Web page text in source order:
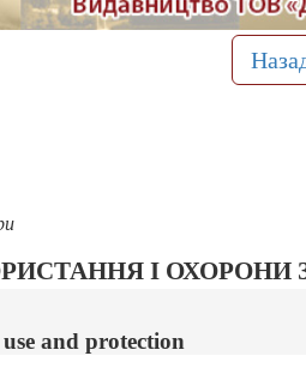
І ОХОРОНИ
and protection